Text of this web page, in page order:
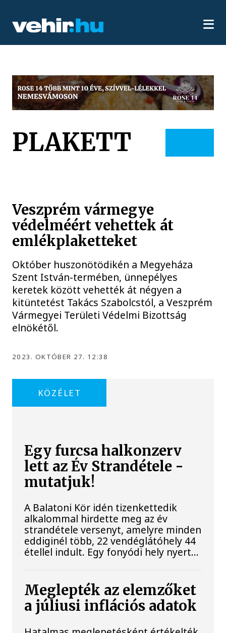
PLAKETT
Veszprém vármegye
védelméért vehettek át
emlékplaketteket
Október huszonötödikén a Megyeháza
Szent István-termében, ünnepélyes
keretek között vehették át négyen a
kitüntetést Takács Szabolcstól, a Veszprém
Vármegyei Területi Védelmi Bizottság
elnökétől.
2023. OKTÓBER 27. 12:38
KÖZÉLET
Egy furcsa halkonzerv
lett az Év Strandétele -
mutatjuk!
A Balatoni Kör idén tizenkettedik
alkalommal hirdette meg az év
strandétele versenyt, amelyre minden
eddiginél több, 22 vendéglátóhely 44
étellel indult. Egy fonyódi hely nyert...
Meglepték az elemzőket
a júliusi inflációs adatok